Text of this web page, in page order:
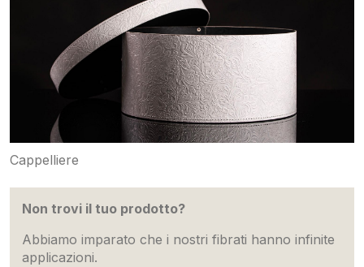
Cappelliere
Non trovi il tuo prodotto?
Abbiamo imparato che i nostri fibrati hanno infinite
applicazioni.